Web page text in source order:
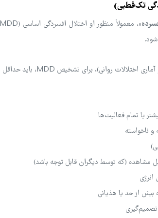
تک‌قطبی)
یا تمام فعالیت‌ها
ناخواسته
مشاهده (که توسط دیگران قابل توجه باشد)
از حد یا هذیانی
تصمیم‌گیری